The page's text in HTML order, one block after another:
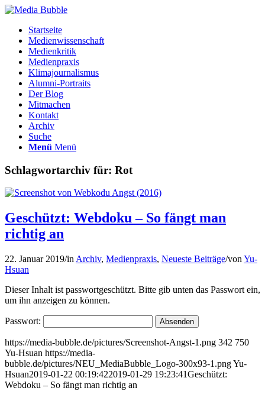
Startseite
Medienwissenschaft
Medienkritik
Medienpraxis
Klimajournalismus
Alumni-Portraits
Der Blog
Mitmachen
Kontakt
Archiv
Suche
Menü Menü
Schlagwortarchiv für: Rot
Geschützt: Webdoku – So fängt man
richtig an
22. Januar 2019/in Archiv, Medienpraxis, Neueste Beiträge/von Yu-
Hsuan
Dieser Inhalt ist passwortgeschützt. Bitte gib unten das Passwort ein,
um ihn anzeigen zu können.
Passwort:
https://media-bubble.de/pictures/Screenshot-Angst-1.png 342 750
Yu-Hsuan https://media-
bubble.de/pictures/NEU_MediaBubble_Logo-300x93-1.pngYu-
Hsuan2019-01-22 00:19:422019-01-29 19:23:41Geschützt:
Webdoku – So fängt man richtig an